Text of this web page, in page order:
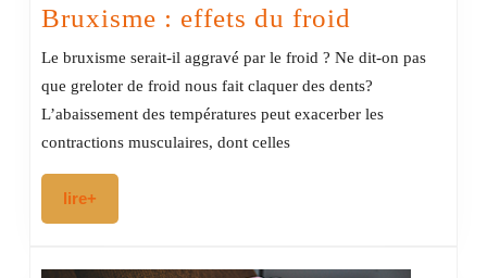
Bruxisme : effets du froid
:
effets
du
Le bruxisme serait-il aggravé par le froid ? Ne dit-on pas
que greloter de froid nous fait claquer des dents?
L’abaissement des températures peut exacerber les
contractions musculaires, dont celles
lire+